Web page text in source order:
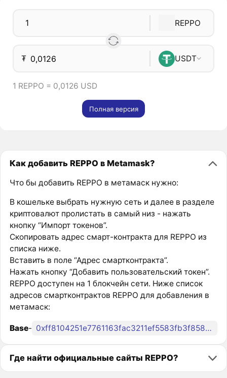
REPPO
₮ USDT
1 REPPO = 0,0126 USD
Полная версия
Как добавить REPPO в Metamask?
Что бы добавить REPPO в метамаск нужно:
В кошельке выбрать нужную сеть и далее в разделе
криптовалют пролистать в самый низ - нажать
кнопку “Импорт токенов”.
Скопировать адрес смарт-контракта для REPPO из
списка ниже.
Вставить в поле “Адрес смартконтракта”.
Нажать кнопку “Добавить пользовательский токен”.
REPPO доступен на 1 блокчейн сети. Ниже список
адресов смартконтрактов REPPO для добавления в
метамаск:
Base- 0xff8104251e7761163fac3211ef5583fb3f8583d6
Где найти официальные сайты REPPO?